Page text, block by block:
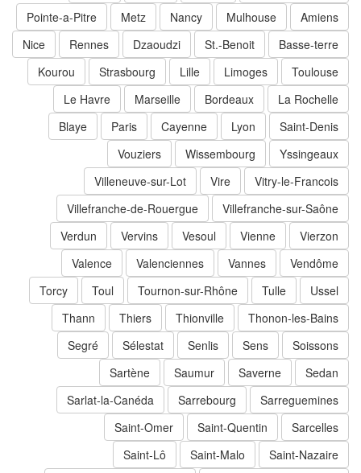
Amiens
Mulhouse
Nancy
Metz
Pointe-a-Pitre
Basse-terre
St.-Benoit
Dzaoudzi
Rennes
Nice
Toulouse
Limoges
Strasbourg
Kourou
La Rochelle
Bordeaux
Marseille
Le Havre
Saint-Denis
Lyon
Cayenne
Paris
Blaye
Yssingeaux
Wissembourg
Vouziers
Vitry-le-Francois
Villeneuve-sur-Lot
Villefranche-sur-Saône
Villefranche-de-Rouergue
Vierzon
Vienne
Vesoul
Vervins
Verdun
Vendôme
Vannes
Valenciennes
Valence
Ussel
Tulle
Tournon-sur-Rhône
Torcy
Thonon-les-Bains
Thionville
Thiers
Thann
Soissons
Sens
Senlis
Sélestat
Segré
Sedan
Saverne
Saumur
Sartène
Sarreguemines
Sarrebourg
Sarlat-la-Canéda
Sarcelles
Saint-Quentin
Saint-Omer
Saint-Nazaire
Saint-Malo
Saint-Lô